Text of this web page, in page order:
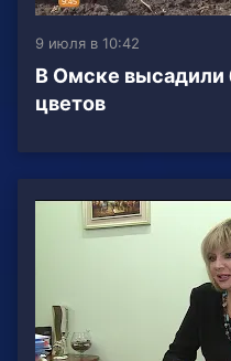
9 июля в 10:42
В Омске высадили
цветов